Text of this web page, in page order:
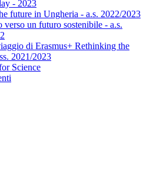
- 2023
future in Ungheria - a.s. 2022/2023
verso un futuro sostenibile - a.s.
di Erasmus+ Rethinking the
2021/2023
Science